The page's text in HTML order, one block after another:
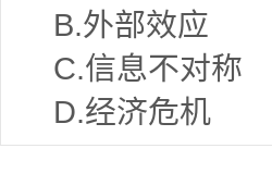
B.外部效应
C.信息不对称
D.经济危机